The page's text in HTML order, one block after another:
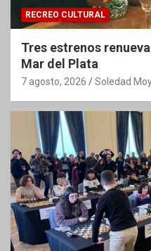
RECREO CULTURAL
Tres estrenos
Mar del Plata
7 agosto, 2026 Soledad